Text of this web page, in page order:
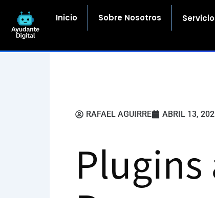
contenido
Inicio Sobre Nosotros
RAFAEL AGUIRRE ABRIL 13,